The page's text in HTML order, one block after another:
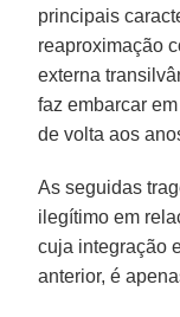
principais
reaproximação
externa
faz embarcar
de volta aos
As seguidas
ilegítimo em
cuja integração
anterior, é